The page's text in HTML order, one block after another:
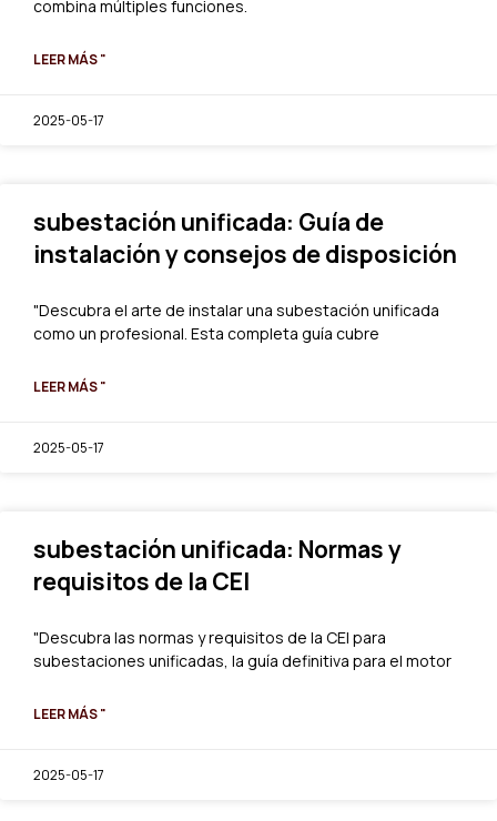
combina múltiples funciones.
LEER MÁS "
2025-05-17
subestación unificada: Guía de
instalación y consejos de disposición
"Descubra el arte de instalar una subestación unificada
como un profesional. Esta completa guía cubre
LEER MÁS "
2025-05-17
subestación unificada: Normas y
requisitos de la CEI
"Descubra las normas y requisitos de la CEI para
subestaciones unificadas, la guía definitiva para el motor
LEER MÁS "
2025-05-17